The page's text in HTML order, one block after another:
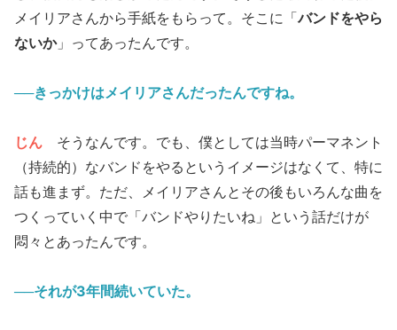
メイリアさんから手紙をもらって。そこに「バンドをやら
ないか」ってあったんです。
──きっかけはメイリアさんだったんですね。
じん そうなんです。でも、僕としては当時パーマネント
（持続的）なバンドをやるというイメージはなくて、特に
話も進まず。ただ、メイリアさんとその後もいろんな曲を
つくっていく中で「バンドやりたいね」という話だけが
悶々とあったんです。
──それが3年間続いていた。